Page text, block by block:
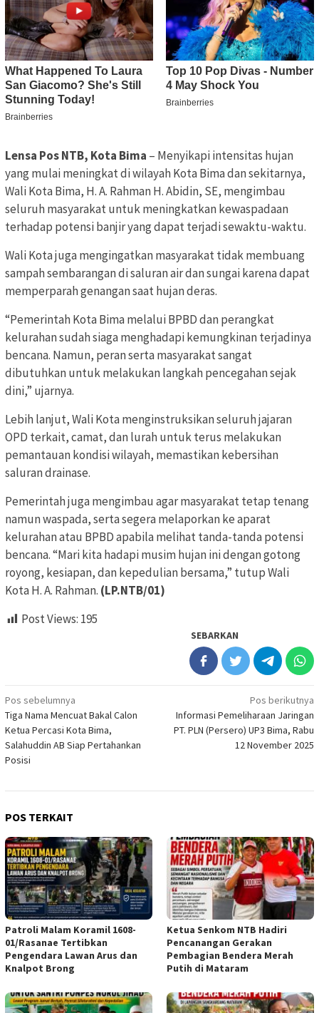
Lensa Pos NTB, Kota Bima – Menyikapi intensitas hujan
yang mulai meningkat di wilayah Kota Bima dan sekitarnya,
Wali Kota Bima, H. A. Rahman H. Abidin, SE, mengimbau
seluruh masyarakat untuk meningkatkan kewaspadaan
terhadap potensi banjir yang dapat terjadi sewaktu-waktu.
Wali Kota juga mengingatkan masyarakat tidak membuang
sampah sembarangan di saluran air dan sungai karena dapat
memperparah genangan saat hujan deras.
“Pemerintah Kota Bima melalui BPBD dan perangkat
kelurahan sudah siaga menghadapi kemungkinan terjadinya
bencana. Namun, peran serta masyarakat sangat
dibutuhkan untuk melakukan langkah pencegahan sejak
dini,” ujarnya.
Lebih lanjut, Wali Kota menginstruksikan seluruh jajaran
OPD terkait, camat, dan lurah untuk terus melakukan
pemantauan kondisi wilayah, memastikan kebersihan
saluran drainase.
Pemerintah juga mengimbau agar masyarakat tetap tenang
namun waspada, serta segera melaporkan ke aparat
kelurahan atau BPBD apabila melihat tanda-tanda potensi
bencana. “Mari kita hadapi musim hujan ini dengan gotong
royong, kesiapan, dan kepedulian bersama,” tutup Wali
Kota H. A. Rahman. (LP.NTB/01)
Post Views: 195
SEBARKAN
Navigasi
pos
Pos sebelumnya
Tiga Nama Mencuat Bakal Calon
Ketua Percasi Kota Bima,
Salahuddin AB Siap Pertahankan
Posisi
Pos berikutnya
Informasi Pemeliharaan Jaringan
PT. PLN (Persero) UP3 Bima, Rabu
12 November 2025
POS TERKAIT
Patroli Malam Koramil 1608-
01/Rasanae Tertibkan
Pengendara Lawan Arus dan
Knalpot Brong
Ketua Senkom NTB Hadiri
Pencanangan Gerakan
Pembagian Bendera Merah
Putih di Mataram